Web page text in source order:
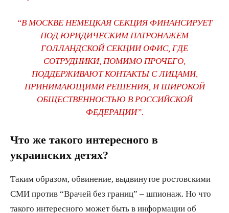
“В МОСКВЕ НЕМЕЦКАЯ СЕКЦИЯ ФИНАНСИРУЕТ
ПОД ЮРИДИЧЕСКИМ ПАТРОНАЖЕМ
ГОЛЛАНДСКОЙ СЕКЦИИ ОФИС, ГДЕ
СОТРУДНИКИ, ПОМИМО ПРОЧЕГО,
ПОДДЕРЖИВАЮТ КОНТАКТЫ С ЛИЦАМИ,
ПРИНИМАЮЩИМИ РЕШЕНИЯ, И ШИРОКОЙ
ОБЩЕСТВЕННОСТЬЮ В РОССИЙСКОЙ
ФЕДЕРАЦИИ”.
Что же такого интересного в
украинских детях?
Таким образом, обвинение, выдвинутое ростовскими
СМИ против “Врачей без границ” – шпионаж. Но что
такого интересного может быть в информации об